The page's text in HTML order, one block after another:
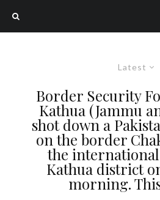
Latest
Border Security
Kathua (Jammu
shot down a
on the border
the
Kathua district
morning.